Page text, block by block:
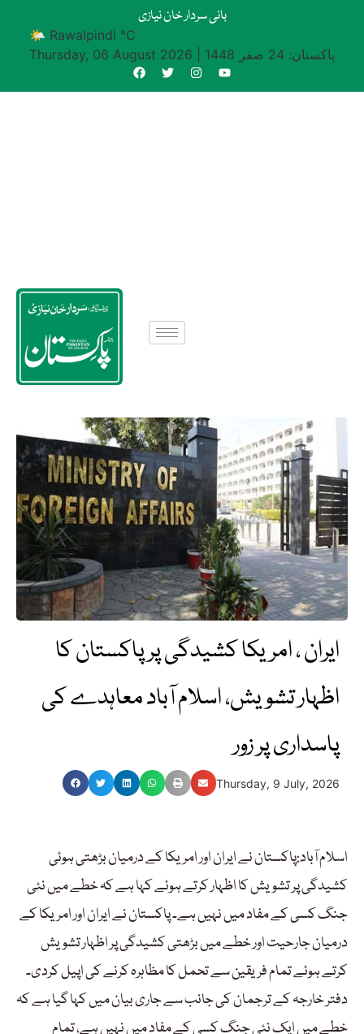
بانی سردار خان نیازی
🌤 Rawalpindi °C
Thursday, 06 August 2026
پاکستان: 24 صفر 1448
ایران ، امریکا کشیدگی پر پاکستان کا
اظہار تشویش، اسلام آباد معاہدے کی
پاسداری پر زور
Thursday, 9 July, 2026
اسلام آباد:پاکستان نے ایران اور امریکا کے درمیان بڑھتی ہوئی
کشیدگی پر تشویش کا اظہار کرتے ہوئے کہا ہے کہ خطے میں نئی
جنگ کسی کے مفاد میں نہیں ہے۔ پاکستان نے ایران اور امریکا کے
درمیان جارحیت اور خطے میں بڑھتی کشیدگی پر اظہار تشویش
کرتے ہوئے تمام فریقین سے تحمل کا مظاہرہ کرنے کی اپیل کردی۔
دفتر خارجہ کے ترجمان کی جانب سے جاری بیان میں کہا گیا ہے کہ
خطے میں ایک نئی جنگ کسی کے مفاد میں نہیں ہے، تمام